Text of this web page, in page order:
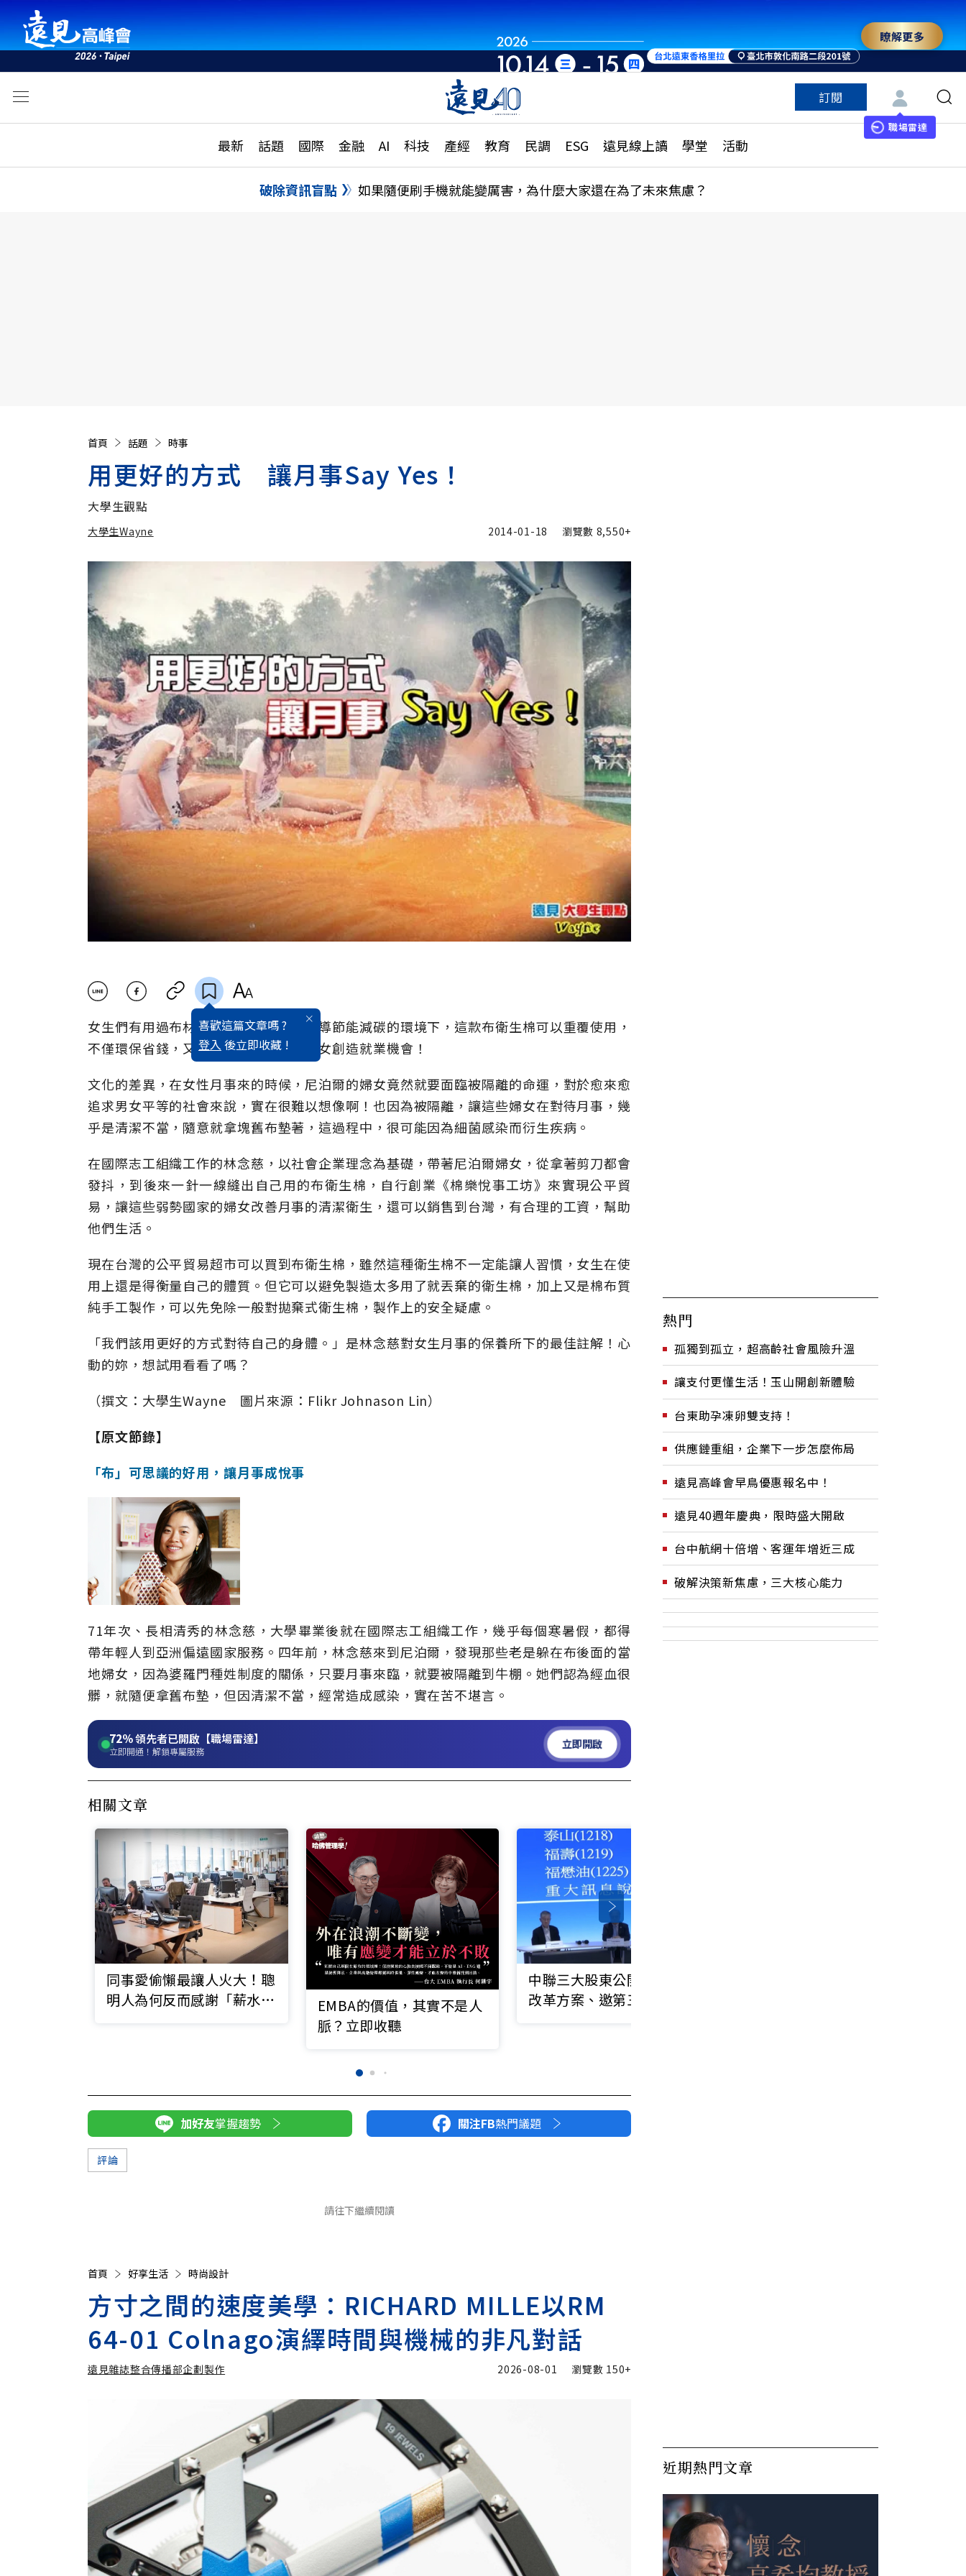
瞭解更多
訂閱
職場雷達
最新 話題 國際 金融 AI 科技 產經 教育 民調 ESG 遠見線上讀 學堂 活動
活動
話題
國際
特輯
大學升學、職涯攻略
縣市施政調查全解析
更多訂閱方案
特色頻道
破除資訊盲點 如果隨便刷手機就能變厲害，為什麼大家還在為了未來焦慮？
首頁 話題 時事
用更好的方式 讓月事Say Yes！
大學生觀點
大學生Wayne
大學生Wayne
2014-01-18 瀏覽數 8,550+
喜歡這篇文章嗎 ?
登入 後立即收藏 !
女生們有用過布材質的衛生棉嗎？在倡導節能減碳的環境下，這款布衛生棉可以重覆使用，
不僅環保省錢，又可以幫助尼泊爾的婦女創造就業機會！
文化的差異，在女性月事來的時候，尼泊爾的婦女竟然就要面臨被隔離的命運，對於愈來愈
追求男女平等的社會來說，實在很難以想像啊！也因為被隔離，讓這些婦女在對待月事，幾
乎是清潔不當，隨意就拿塊舊布墊著，這過程中，很可能因為細菌感染而衍生疾病。
在國際志工組織工作的林念慈，以社會企業理念為基礎，帶著尼泊爾婦女，從拿著剪刀都會
發抖，到後來一針一線縫出自己用的布衛生棉，自行創業《棉樂悅事工坊》來實現公平貿
易，讓這些弱勢國家的婦女改善月事的清潔衛生，還可以銷售到台灣，有合理的工資，幫助
他們生活。
現在台灣的公平貿易超市可以買到布衛生棉，雖然這種衛生棉不一定能讓人習慣，女生在使
用上還是得衡量自己的體質。但它可以避免製造太多用了就丟棄的衛生棉，加上又是棉布質
純手工製作，可以先免除一般對拋棄式衛生棉，製作上的安全疑慮。
「我們該用更好的方式對待自己的身體。」是林念慈對女生月事的保養所下的最佳註解！心
動的妳，想試用看看了嗎？
（撰文：大學生Wayne 圖片來源：Flikr Johnason Lin）
【原文節錄】
「布」可思議的好用，讓月事成悅事
71年次、長相清秀的林念慈，大學畢業後就在國際志工組織工作，幾乎每個寒暑假，都得
帶年輕人到亞洲偏遠國家服務。四年前，林念慈來到尼泊爾，發現那些老是躲在布後面的當
地婦女，因為婆羅門種姓制度的關係，只要月事來臨，就要被隔離到牛棚。她們認為經血很
髒，就隨便拿舊布墊，但因清潔不當，經常造成感染，實在苦不堪言。
72%領先者已開啟【職場雷達】
立即開通！解鎖專屬服務
立即開啟
相關文章
同事愛偷懶最讓人火大！聰
明人為何反而感謝「薪水小
EMBA的價值，其實不是人
脈？立即收聽
中聯三大股東公開道歉！提
改革方案、邀第三方進董事
加好友掌握趨勢 關注FB熱門議題
評論
請往下繼續閱讀
首頁 好享生活 時尚設計
方寸之間的速度美學：RICHARD MILLE以RM
64-01 Colnago演繹時間與機械的非凡對話
遠見雜誌整合傳播部企劃製作
遠見雜誌整合傳播部企劃製作 加入追蹤
2026-08-01 瀏覽數 150+
熱門
孤獨到孤立，超高齡社會風險升溫
讓支付更懂生活！玉山開創新體驗
台東助孕凍卵雙支持！
供應鏈重組，企業下一步怎麼佈局
遠見高峰會早鳥優惠報名中！
遠見40週年慶典，限時盛大開啟
台中航網十倍增、客運年增近三成
破解決策新焦慮，三大核心能力
近期熱門文章